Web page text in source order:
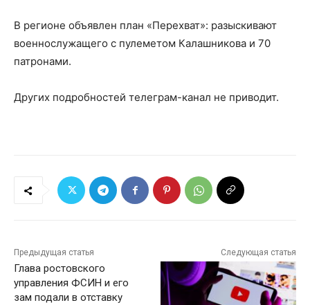
В регионе объявлен план «Перехват»: разыскивают
военнослужащего с пулеметом Калашникова и 70
патронами.
Других подробностей телеграм-канал не приводит.
Предыдущая статья
Глава ростовского
управления ФСИН и его
зам подали в отставку
Следующая статья